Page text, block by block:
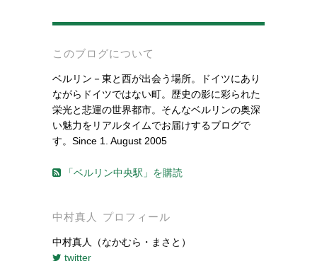
-
このブログについて
ベルリン－東と西が出会う場所。ドイツにあり
ながらドイツではない町。歴史の影に彩られた
栄光と悲運の世界都市。そんなベルリンの奥深
い魅力をリアルタイムでお届けするブログで
す。Since 1. August 2005
「ベルリン中央駅」を購読
中村真人 プロフィール
中村真人（なかむら・まさと）
twitter